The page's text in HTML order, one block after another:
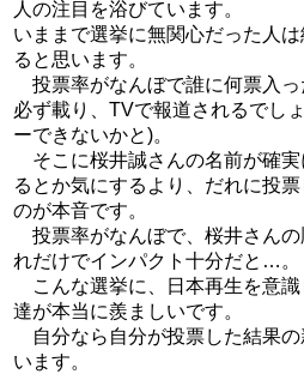
人の注目を浴びています。
いままで選挙に無関心だった人
ると思います。
投票率がなんぼで誰に何票入っ
必ず載り、TVで報道されるでし
ーできないかと)。
そこに桜井誠さんの名前が確
るとか気にするより、だれに投
のが本音です。
投票率がなんぼで、桜井さん
れだけでインパクト十分だと…。
こんな選挙に、日本再生を意識
達が本当に羨ましいです。
自分なら自分が投票した結果
います。